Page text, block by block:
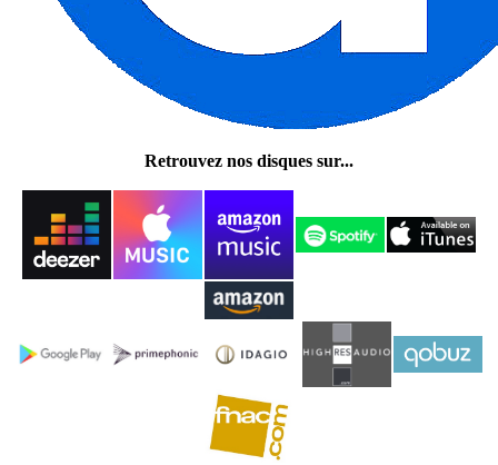
Retrouvez nos disques sur...